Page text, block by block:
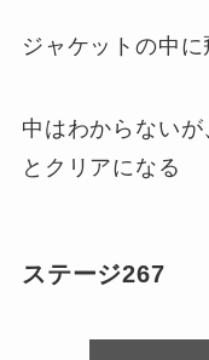
ジャケットの中に
中はわからない
とクリアになる
ステージ267